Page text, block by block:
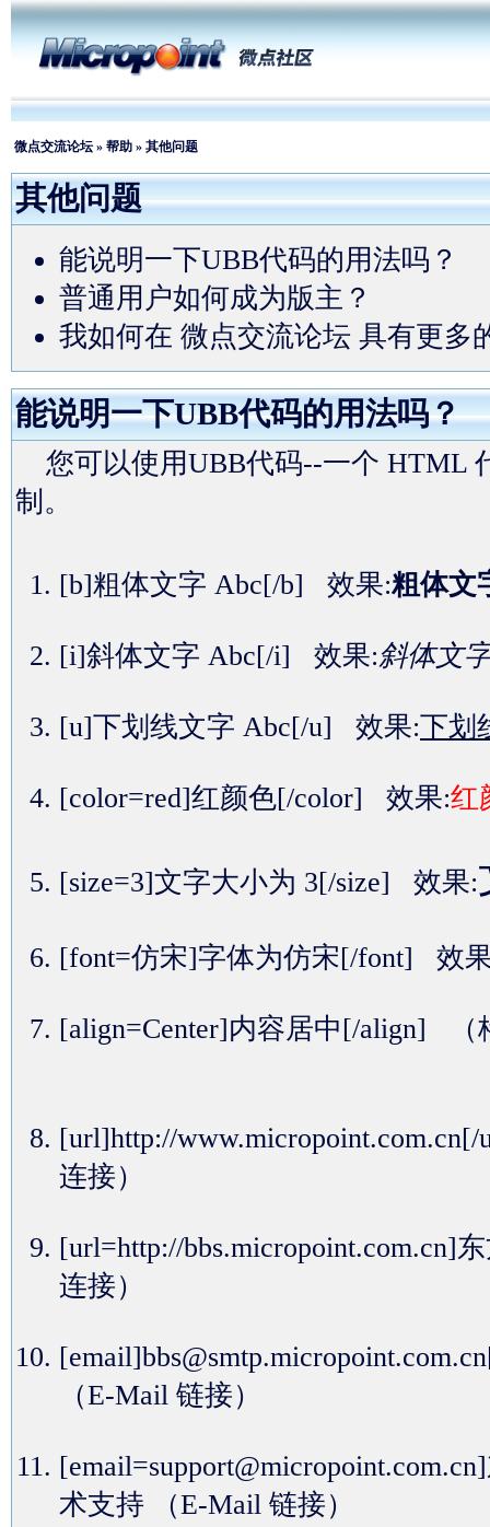
微点交流论坛 » 帮助 » 其他问题
其他问题
能说明一下UBB代码的用法吗？
普通用户如何成为版主？
我如何在 微点交流论坛 具有更多
能说明一下UBB代码的用法吗？
您可以使用UBB代码--一个 HTML
制。
[b]粗体文字 Abc[/b] 效果:粗体文
[i]斜体文字 Abc[/i] 效果:斜体文
[u]下划线文字 Abc[/u] 效果:下划
[color=red]红颜色[/color] 效果:红
[size=3]文字大小为 3[/size] 效果:
[font=仿宋]字体为仿宋[/font] 效
[align=Center]内容居中[/align] （
[url]http://
连接）
[url=http://
连接）
（E-Mail 链接）
术支持 （E-Mail 链接）